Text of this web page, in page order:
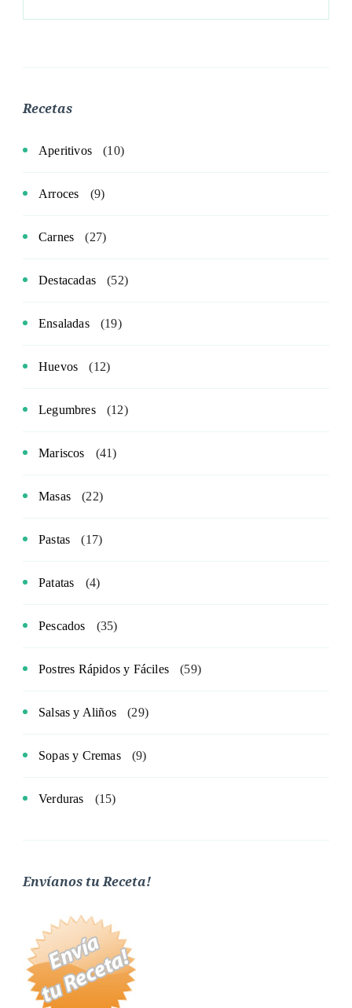
Recetas
Aperitivos (10)
Arroces (9)
Carnes (27)
Destacadas (52)
Ensaladas (19)
Huevos (12)
Legumbres (12)
Mariscos (41)
Masas (22)
Pastas (17)
Patatas (4)
Pescados (35)
Postres Rápidos y Fáciles (59)
Salsas y Aliños (29)
Sopas y Cremas (9)
Verduras (15)
Envíanos tu Receta!